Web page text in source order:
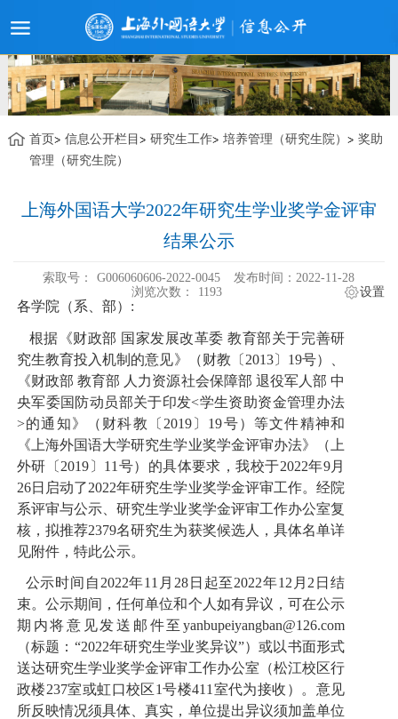
首页 信息公开栏目 研究生工作 培养管理（研究生院）
奖助
管理（研究生院）
上海外国语大学2022年研究生学业奖学金评审
结果公示
索取号： G006060606-2022-0045
发布时间：2022-11-28
浏览次数：
1193 设置
各学院（系、部） :
根据《财政部 国家发展改革委 教育部关于完善研
究生教育投入机制的意见》（财教〔 2013〕 19号）、
《财政部 教育部 人力资源社会保障部 退役军人部 中
央军委国防动员部关于印发<学生资助资金管理办法
>的通知》（财科教〔 2019 〕 19号）等文件精神和
《上海外国语大学研究生学业奖学金评审办法》（上
外研〔 2019 〕 11 号）的具体要求，我校于2022年9月
26日启动了2022年研究生学业奖学金评审工作。经院
系评审与公示、研究生学业奖学金评审工作办公室复
核，拟推荐2379名研究生为获奖候选人，具体名单详
见附件，特此公示。
公示时间自 2022年11 月 28日起至2022年12 月 2 日结
束。公示期间，任何单位和个人如有异议，可在公示
期内将意见发送邮件至yanbupeiyangban@126.com
（标题：“2022年研究生学业奖异议”）或以书面形式
送达研究生学业奖学金评审工作办公室（松江校区行
政楼237室或虹口校区1号楼411 室代为接收）。意见
所反映情况须具体、真实，单位提出异议须加盖单位